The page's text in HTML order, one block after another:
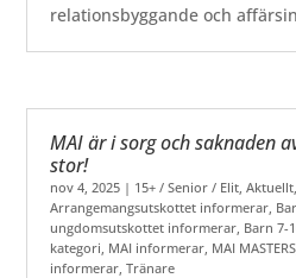
relationsbyggande och
MAI är i sorg och saknaden
stor!
nov 4, 2025 | 15+ / Senior / Elit ,Aktuellt
Arrangemangsutskottet informerar
ungdomsutskottet informerar Barn 7-
kategori MAI informerar MAI MASTERS
informerar ,Tränare